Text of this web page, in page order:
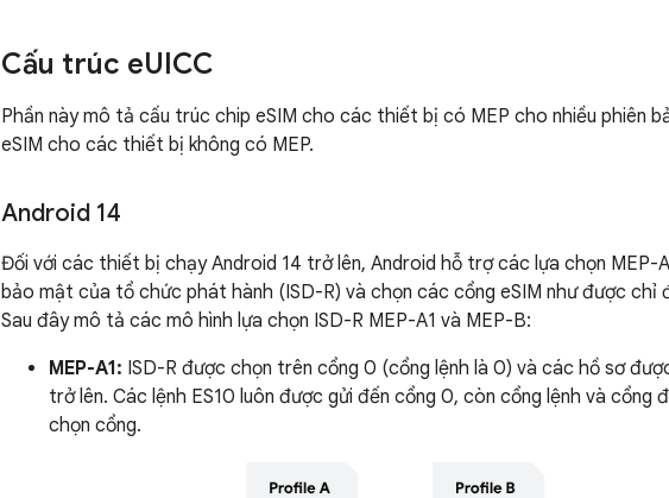
Cấu trúc eUICC
Phần này mô tả cấu trúc chip eSIM cho các thiết bị có MEP cho nhiều phiên
eSIM cho các thiết bị không có MEP.
Android 14
Đối với các thiết bị chạy Android 14 trở lên, Android hỗ trợ các lựa chọn MEP-
bảo mật của tổ chức phát hành (ISD-R) và chọn các cổng eSIM như được chỉ
Sau đây mô tả các mô hình lựa chọn ISD-R MEP-A1 và MEP-B:
MEP-A1: ISD-R được chọn trên cổng 0 (cổng lệnh là 0) và các hồ sơ
trở lên. Các lệnh ES10 luôn được gửi đến cổng 0, còn cổng lệnh và cổng
chọn cổng.